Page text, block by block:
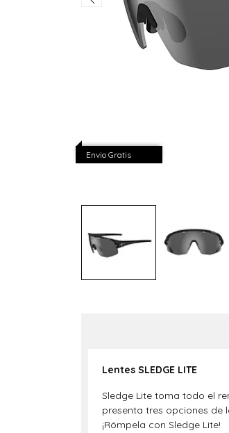
Envio Gratis
Lentes SLEDGE LITE
Sledge Lite toma todo el
presenta tres opciones de
¡Rómpela con Sledge Lite!